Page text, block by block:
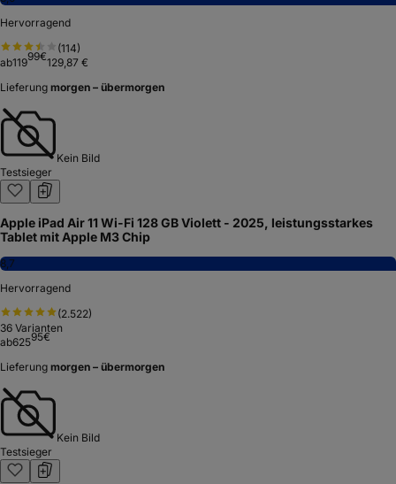
Hervorragend
(114)
ab11999€129,87 €
Lieferung morgen – übermorgen
Kein Bild
Testsieger
Apple iPad Air 11 Wi-Fi 128 GB Violett - 2025, leistungsstarkes
Tablet mit Apple M3 Chip
8,7
Hervorragend
(2.522)
36 Varianten
ab62595€
Lieferung morgen – übermorgen
Kein Bild
Testsieger